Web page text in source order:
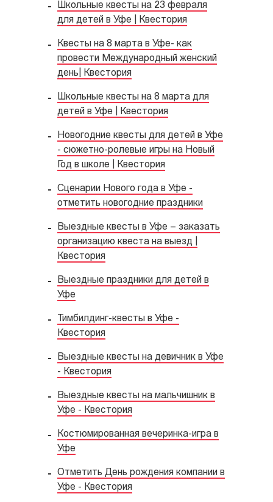
Школьные квесты на 23 февраля
для детей в Уфе | Квестория
Квесты на 8 марта в Уфе- как
провести Международный женский
день| Квестория
Школьные квесты на 8 марта для
детей в Уфе | Квестория
Новогодние квесты для детей в Уфе
- сюжетно-ролевые игры на Новый
Год в школе | Квестория
Сценарии Нового года в Уфе -
отметить новогодние праздники
Выездные квесты в Уфе – заказать
организацию квеста на выезд |
Квестория
Выездные праздники для детей в
Уфе
Тимбилдинг-квесты в Уфе -
Квестория
Выездные квесты на девичник в Уфе
- Квестория
Выездные квесты на мальчишник в
Уфе - Квестория
Костюмированная вечеринка-игра в
Уфе
Отметить День рождения компании в
Уфе - Квестория